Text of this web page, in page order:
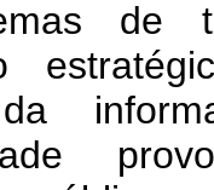
de